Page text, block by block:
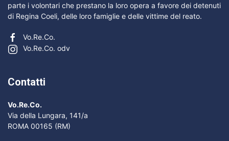
parte i volontari che prestano la loro opera a favore dei detenuti
di Regina Coeli, delle loro famiglie e delle vittime del reato.
Vo.Re.Co.
Vo.Re.Co. odv
Contatti
Vo.Re.Co.
Via della Lungara, 141/a
ROMA 00165 (RM)